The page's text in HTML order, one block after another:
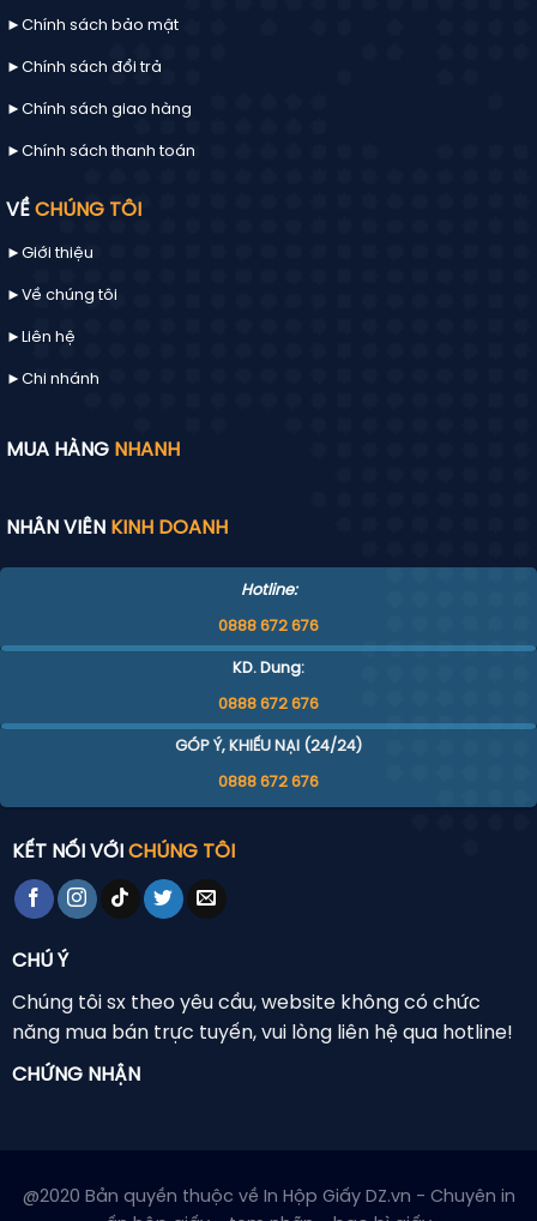
►Chính sách bảo mật
►Chính sách đổi trả
►Chính sách giao hàng
►Chính sách thanh toán
VỀ CHÚNG TÔI
►Giới thiệu
►Về chúng tôi
► Liên hệ
►Chi nhánh
MUA HÀNG NHANH
NHÂN VIÊN KINH DOANH
Hotline:
0888 672 676
KD. Dung:
0888 672 676
GÓP Ý, KHIẾU NẠI (24/24)
0888 672 676
KẾT NỐI VỚI CHÚNG TÔI
CHÚ Ý
Chúng tôi sx theo yêu cầu, website không có chức
năng mua bán trực tuyến, vui lòng liên hệ qua hotline!
CHỨNG NHẬN
@2020 Bản quyền thuộc về In Hộp Giấy DZ.vn - Chuyên in